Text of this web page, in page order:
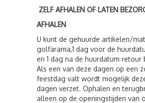
ZELF AFHALEN OF LATEN
AFHALEN
U kunt de gehuurde artikelen/
golfarama,1 dag voor de
en 1 dag na de huurdatum retour
Als een van deze dagen op een
feestdag valt wordt mogelijk
dagen verzet. Ophalen en
alleen op de openingstijden van